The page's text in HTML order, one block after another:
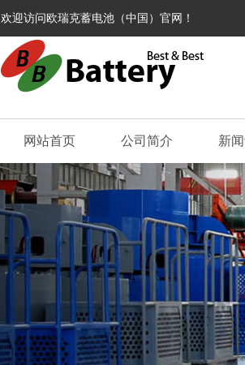
欢迎访问欧瑞克蓄电池（中国）官网！
网站首页 公司简介 新